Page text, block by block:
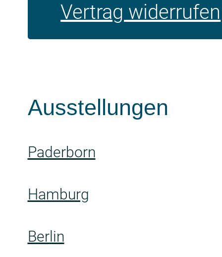
Vertrag widerrufen
Ausstellungen
Paderborn
Hamburg
Berlin